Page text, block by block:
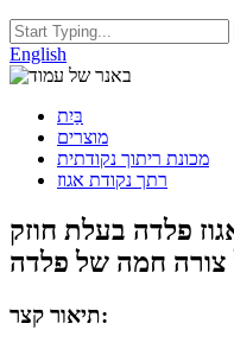
English
בַּיִת
מוצרים
מכונת ריתוך נקודתית
רתך נקודת אגוז
פלדה בעלת חוזק
צורה חמה של פלדה
תיאור קצר: